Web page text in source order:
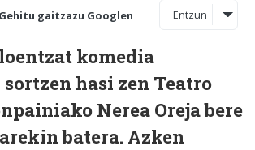
Gehitu gaitzazu Googlen Entzun
komedia
hasi zen Teatro
Nerea Oreja bere
batera. Azken